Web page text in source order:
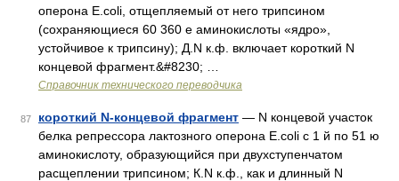
оперона E.coli, отщепляемый от него трипсином
(сохраняющиеся 60 360 е аминокислоты «ядро»,
устойчивое к трипсину); Д.N к.ф. включает короткий N
концевой фрагмент.&#8230; …
Справочник технического переводчика
87 короткий N-концевой фрагмент — N концевой участок
белка репрессора лактозного оперона E.coli с 1 й по 51 ю
аминокислоту, образующийся при двухступенчатом
расщеплении трипсином; К.N к.ф., как и длинный N